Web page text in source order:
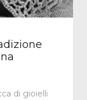
di gioielli